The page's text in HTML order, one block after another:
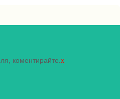
коментирайте.x